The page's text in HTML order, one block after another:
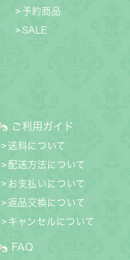
予約商品
SALE
ご利用ガイド
送料について
配送方法について
お支払いについて
返品交換について
キャンセルについて
FAQ